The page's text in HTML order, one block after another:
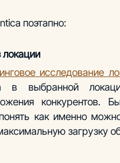
поэтапно:
локации
исследование
в выбранной
конкурентов.
как именно
загрузку